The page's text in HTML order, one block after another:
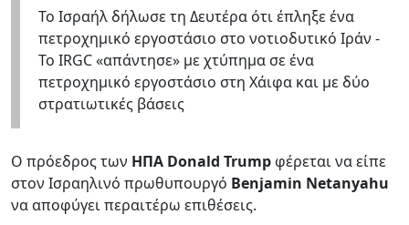
Το Ισραήλ δήλωσε τη Δευτέρα ότι έπληξε ένα
πετροχημικό εργοστάσιο στο νοτιοδυτικό Ιράν -
Το IRGC «απάντησε» με χτύπημα σε ένα
πετροχημικό εργοστάσιο στη Χάιφα και με δύο
στρατιωτικές βάσεις
Ο πρόεδρος των ΗΠΑ Donald Trump φέρεται να είπε
στον Ισραηλινό πρωθυπουργό Benjamin Netanyahu
να αποφύγει περαιτέρω επιθέσεις.